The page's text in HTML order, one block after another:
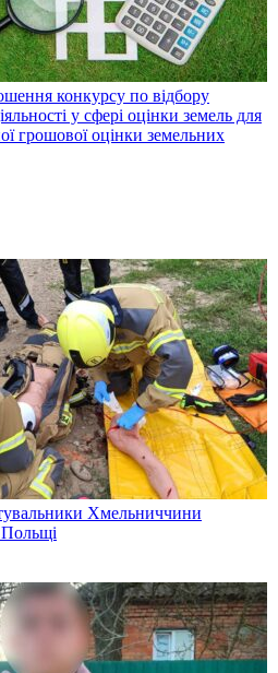
конкурсу по відбору
у сфері оцінки земель для
грошової оцінки земельних
Хмельниччини